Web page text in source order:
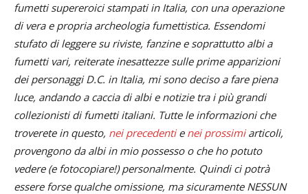
fumetti supereroici stampati in Italia, con una operazione
di vera e propria archeologia fumettistica. Essendomi
stufato di leggere su riviste, fanzine e soprattutto albi a
fumetti vari, reiterate inesattezze sulle prime apparizioni
dei personaggi D.C. in Italia, mi sono deciso a fare piena
luce, andando a caccia di albi e notizie tra i più grandi
collezionisti di fumetti italiani. Tutte le informazioni che
troverete in questo, nei precedentie nei prossimiarticoli,
provengono da albi in mio possesso o che ho potuto
vedere (e fotocopiare!) personalmente. Quindi ci potrà
essere forse qualche omissione, ma sicuramente NESSUN